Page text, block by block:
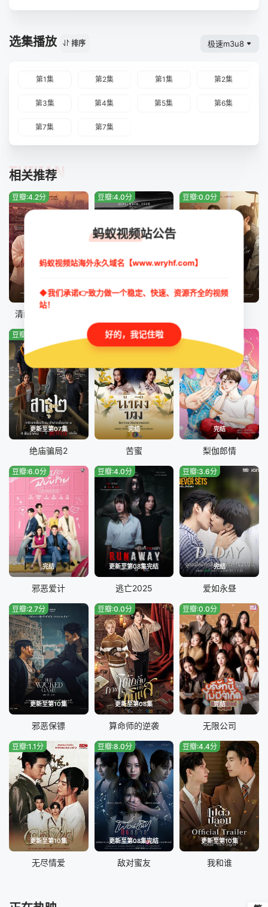
选集播放 排序 极速m3u8
第1集 第2集 第1集 第2集
第3集 第4集 第5集 第6集
第7集 第7集
相关推荐
TUIJIAN
已完结+番外03
豆瓣:4.2分
清醒点，泰尔先生
更新至第01集
豆瓣:4.0分
完结
豆瓣:0.0分
更新至第07集
豆瓣:4.6分
绝庙骗局2
完结
豆瓣:1.2分
苦蜜
完结
梨伽郎情
完结
豆瓣:6.0分
邪恶爱计
更新至第08集完结
豆瓣:4.0分
逃亡2025
完结
豆瓣:3.6分
爱如永昼
更新至第10集
豆瓣:2.7分
邪恶保镖
更新至第08集
豆瓣:0.0分
算命师的逆袭
完结
豆瓣:0.0分
无限公司
更新至第10集
豆瓣:1.1分
无尽情爱
更新至第08集完结
豆瓣:8.0分
敌对蜜友
更新至第10集
豆瓣:4.4分
我和谁
蚂蚁视频站公告
蚂蚁视频站海外永久域名【www.wryhf.com】
◆我们承诺👉致力做一个稳定、快速、资源齐全的视频
站！
好的，我记住啦